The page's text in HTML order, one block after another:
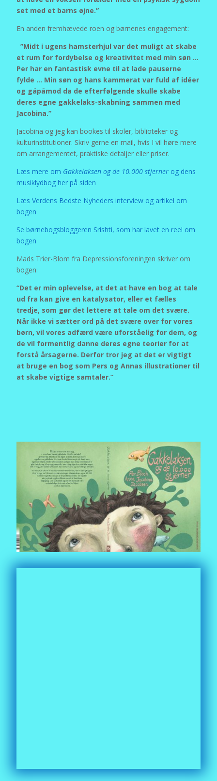
set med et barns øjne.”
En anden fremhævede roen og børnenes engagement:
”Midt i ugens hamsterhjul var det muligt at skabe
et rum for fordybelse og kreativitet med min søn …
Per har en fantastisk evne til at lade pauserne
fylde … Min søn og hans kammerat var fuld af idéer
og gåpåmod da de efterfølgende skulle skabe
deres egne gakkelaks-skabning sammen med
Jacobina.”
Jacobina og jeg kan bookes til skoler, biblioteker og
kulturinstitutioner. Skriv gerne en mail, hvis I vil høre mere
om arrangementet, praktiske detaljer eller priser.
Læs mere om Gakkelaksen og de 10.000 stjernerog dens
musiklydbog her på siden
Læs Verdens Bedste Nyheders interview og artikel om
bogen
Se børnebogsbloggeren Srishti, som har lavet en reel om
bogen
Mads Trier-Blom fra Depressionsforeningen skriver om
bogen:
“Det er min oplevelse, at det at have en bog at tale
ud fra kan give en katalysator, eller et fælles
tredje, som gør det lettere at tale om det svære.
Når ikke vi sætter ord på det svære over for vores
børn, vil vores adfærd være uforståelig for dem, og
de vil formentlig danne deres egne teorier for at
forstå årsagerne. Derfor tror jeg at det er vigtigt
at bruge en bog som Pers og Annas illustrationer til
at skabe vigtige samtaler.”